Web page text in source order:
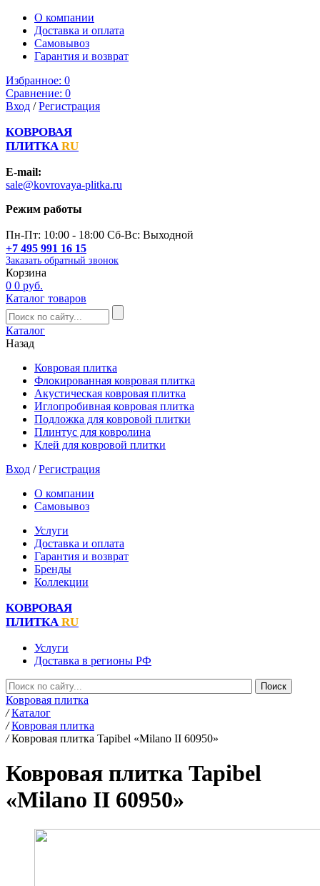
О компании
Доставка и оплата
Самовывоз
Гарантия и возврат
Избранное: 0
Сравнение: 0
Вход /Регистрация
КОВРОВАЯ
ПЛИТКА RU
E-mail:
sale@kovrovaya-plitka.ru
Режим работы
Пн-Пт: 10:00 - 18:00 Сб-Вс: Выходной
+7 495 991 16 15
Заказать обратный звонок
Корзина
0 0 руб.
Каталог товаров
Каталог
Назад
Ковровая плитка
Флокированная ковровая плитка
Акустическая ковровая плитка
Иглопробивная ковровая плитка
Подложка для ковровой плитки
Плинтус для ковролина
Клей для ковровой плитки
Вход /Регистрация
О компании
Самовывоз
Услуги
Доставка и оплата
Гарантия и возврат
Бренды
Коллекции
КОВРОВАЯ
ПЛИТКА RU
Услуги
Доставка в регионы РФ
Ковровая плитка
/ Каталог
/ Ковровая плитка
/ Ковровая плитка Tapibel «Milano II 60950»
Ковровая плитка Tapibel
«Milano II 60950»